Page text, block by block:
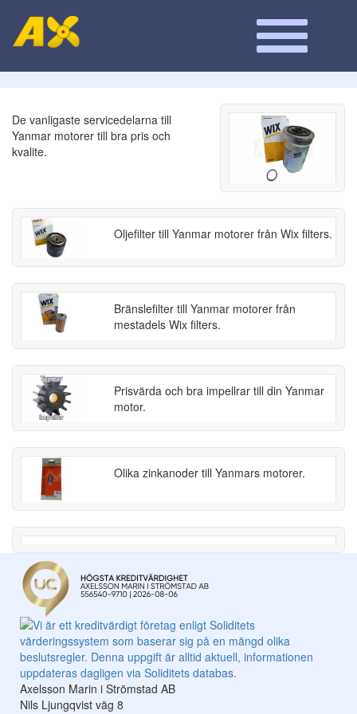
De vanligaste servicedelarna till
Yanmar motorer till bra pris och
kvalite.
Oljefilter till Yanmar motorer från Wix filters.
Bränslefilter till Yanmar motorer från
mestadels Wix filters.
Prisvärda och bra impellrar till din Yanmar
motor.
Olika zinkanoder till Yanmars motorer.
Axelsson Marin i Strömstad AB
Nils Ljungqvist väg 8